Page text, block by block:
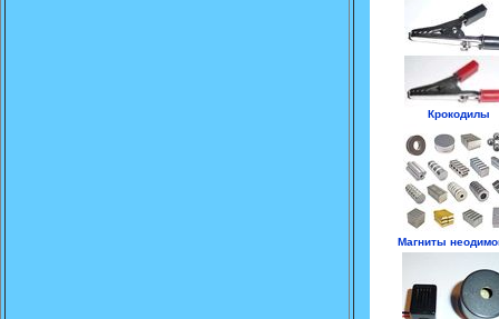
Крокодилы
Магниты